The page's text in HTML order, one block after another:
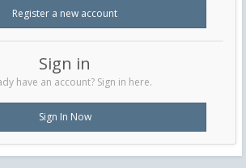
Register a new account
Sign in
have an account? Sign in here.
Sign In Now